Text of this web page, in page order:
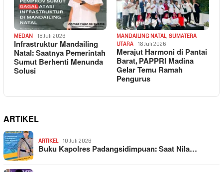
MEDAN 18 Juli 2026
Infrastruktur Mandailing
Natal: Saatnya Pemerintah
Sumut Berhenti Menunda
Solusi
MANDAILING NATAL, SUMATERA
UTARA
18 Juli 2026
Merajut Harmoni di Pantai
Barat, PAPPRI Madina
Gelar Temu Ramah
Pengurus
ARTIKEL
ARTIKEL 10 Juli 2026
Buku Kapolres Padangsidimpuan: Saat Nila…